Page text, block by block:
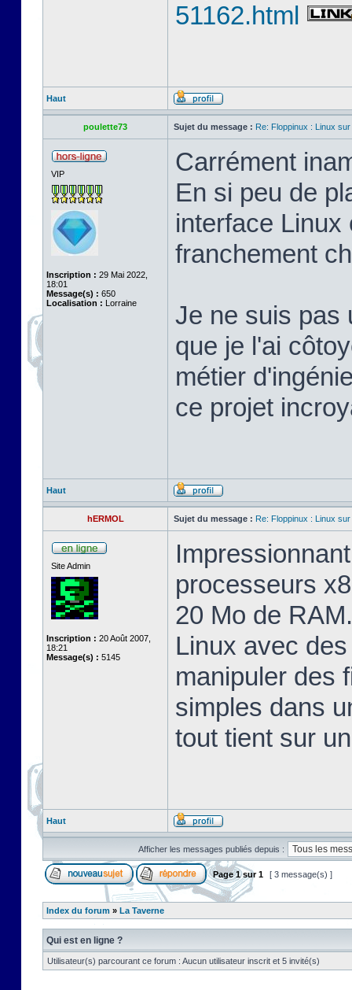
51162.html
Haut
poulette73 Sujet du message : Re: Floppinux : Linux
VIP
Inscription : 29 Mai 2022,
18:01
Message(s) : 650
Localisation : Lorraine
Carrément
En si peu de
interface Linux
franchement
Je ne suis pas
que je l'ai
métier
ce projet
Haut
hERMOL Sujet du message : Re: Floppinux : Linux
Site Admin
Inscription : 20 Août 2007,
18:21
Message(s) : 5145
processeurs
20 Mo de
Linux avec
manipuler des
simples dans
tout tient sur
Haut
Afficher les messages publiés depuis :
Page1sur1 [ 3 message(s) ]
Index du forum » La Taverne
Qui est en ligne ?
Utilisateur(s) parcourant ce forum : Aucun utilisateur inscrit et 5 invité(s)